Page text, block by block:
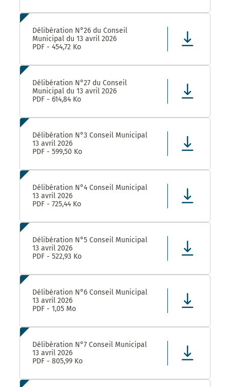
Délibération N°26 du Conseil
Municipal du 13 avril 2026
PDF - 454,72 Ko
Délibération N°27 du Conseil
Municipal du 13 avril 2026
PDF - 614,84 Ko
Délibération N°3 Conseil Municipal
13 avril 2026
PDF - 599,50 Ko
Délibération N°4 Conseil Municipal
13 avril 2026
PDF - 725,44 Ko
Délibération N°5 Conseil Municipal
13 avril 2026
PDF - 522,93 Ko
Délibération N°6 Conseil Municipal
13 avril 2026
PDF - 1,05 Mo
Délibération N°7 Conseil Municipal
13 avril 2026
PDF - 805,99 Ko